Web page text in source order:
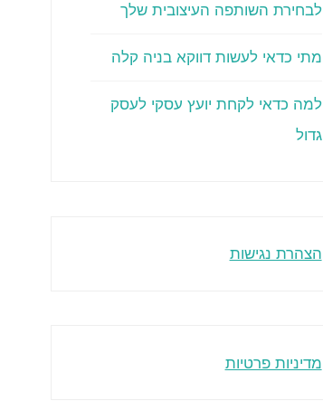
לבחירת השותפה העיצובית שלך
מתי כדאי לעשות דווקא בניה קלה
למה כדאי לקחת יועץ עסקי לעסק
גדול
הצהרת נגישות
מדיניות פרטיות